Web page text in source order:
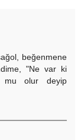
beğenmene
"Ne var ki
mu olur deyip